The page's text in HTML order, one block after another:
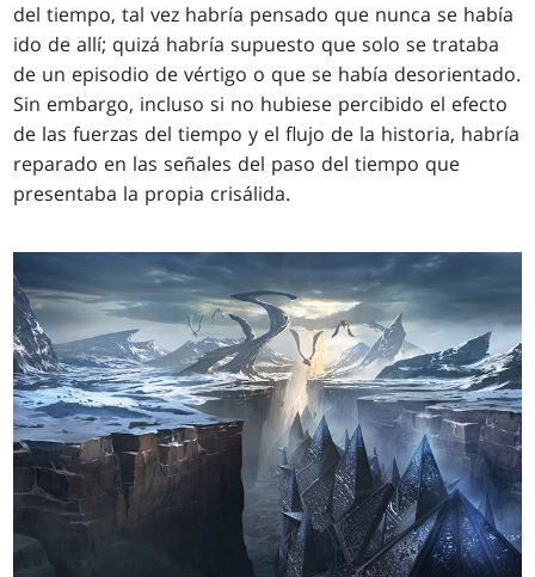
del tiempo, tal vez habría pensado que nunca se había
ido de allí; quizá habría supuesto que solo se trataba
de un episodio de vértigo o que se había desorientado.
Sin embargo, incluso si no hubiese percibido el efecto
de las fuerzas del tiempo y el flujo de la historia, habría
reparado en las señales del paso del tiempo que
presentaba la propia crisálida.